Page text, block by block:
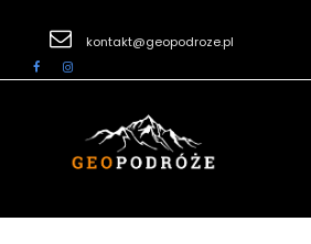
kontakt@geopodroze.pl